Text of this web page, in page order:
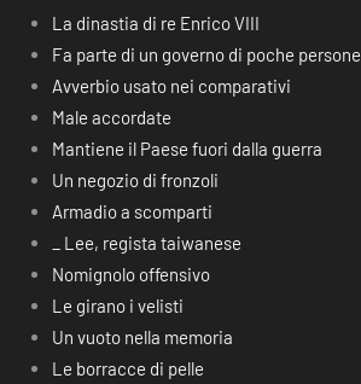
La dinastia di re Enrico VIII
Fa parte di un governo di poche persone
Avverbio usato nei comparativi
Male accordate
Mantiene il Paese fuori dalla guerra
Un negozio di fronzoli
Armadio a scomparti
_ Lee, regista taiwanese
Nomignolo offensivo
Le girano i velisti
Un vuoto nella memoria
Le borracce di pelle